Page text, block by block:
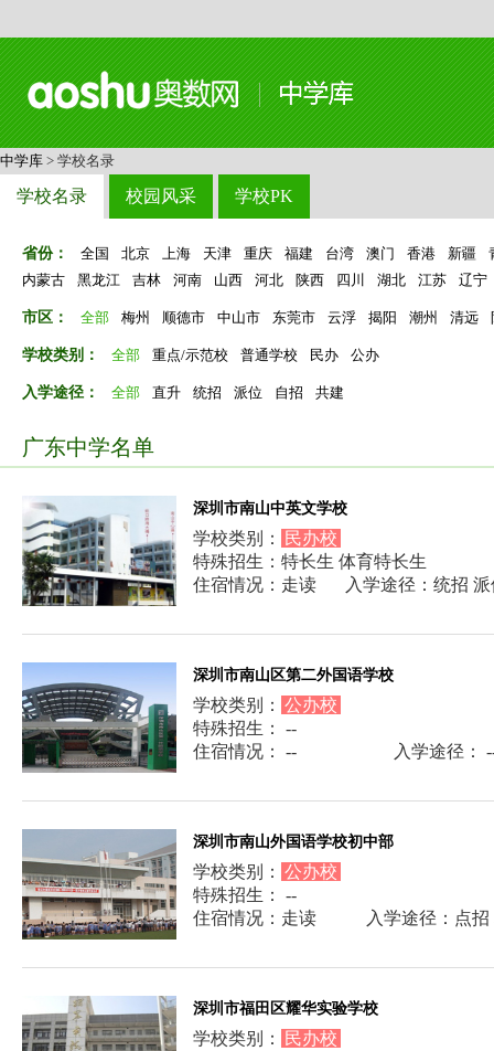
中学库 > 学校名录
学校名录 校园风采 学校PK
省份： 全国 北京 上海 天津 重庆 福建 台湾 澳门 香港 新疆
内蒙古
黑龙江 吉林 河南 山西 河北 陕西 四川 湖北 江苏 辽宁
市区： 全部 梅州 顺德市 中山市 东莞市 云浮 揭阳 潮州 清远
学校类别： 全部 重点/示范校 普通学校 民办 公办
入学途径： 全部 直升 统招 派位 自招 共建
广东中学名单
深圳市南山中英文学校
学校类别：
民办校
特殊招生：特长生 体育特长生
住宿情况：走读
入学途径：统招
深圳市南山区第二外国语学校
学校类别： 公办校
特殊招生： --
住宿情况： --
入学途径：
深圳市南山外国语学校初中部
学校类别： 公办校
特殊招生： --
住宿情况：走读
入学途径：点招
深圳市福田区耀华实验学校
学校类别：
民办校